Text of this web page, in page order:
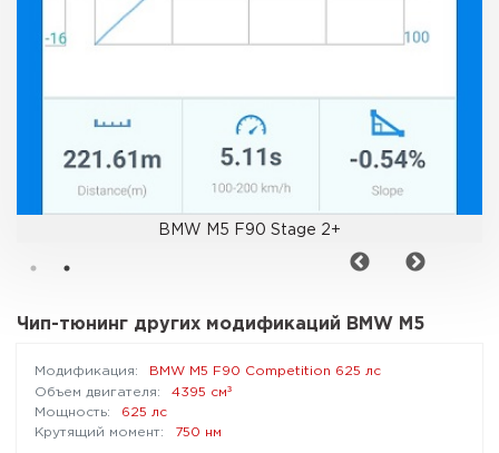
BMW M5 F90 Stage 2+
Чип-тюнинг других модификаций BMW M5
BMW M5 F90 Competition 625 лс
4395 см³
625 лс
750 нм